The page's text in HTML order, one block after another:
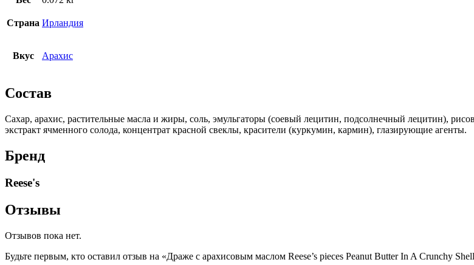
Страна Ирландия
Вкус Арахис
Состав
Сахар, арахис, растительные масла и жиры, соль, эмульгаторы (соевый лецитин, подсолнечный лецитин),
экстракт ячменного солода, концентрат красной свеклы, красители (куркумин, кармин), глазирующие агенты.
Бренд
Reese's
Отзывы
Отзывов пока нет.
Будьте первым, кто оставил отзыв на «Драже с арахисовым маслом Reese’s pieces Peanut Butter In A Crunchy